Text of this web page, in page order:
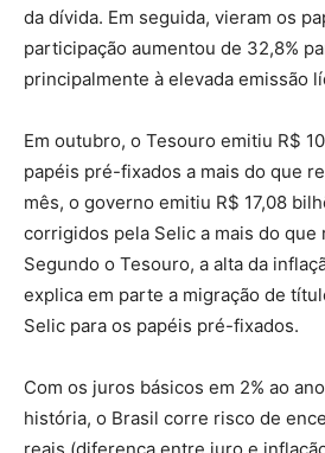
da dívida. Em seguida, vieram os
participação aumentou de 32,8%
principalmente à elevada emissão
Em outubro, o Tesouro emitiu R$
papéis pré-fixados a mais do que
mês, o governo emitiu R$ 17,08
corrigidos pela Selic a mais do
Segundo o Tesouro, a alta da
explica em parte a migração de
Selic para os papéis pré-fixados.
Com os juros básicos em 2% ao
história, o Brasil corre risco de